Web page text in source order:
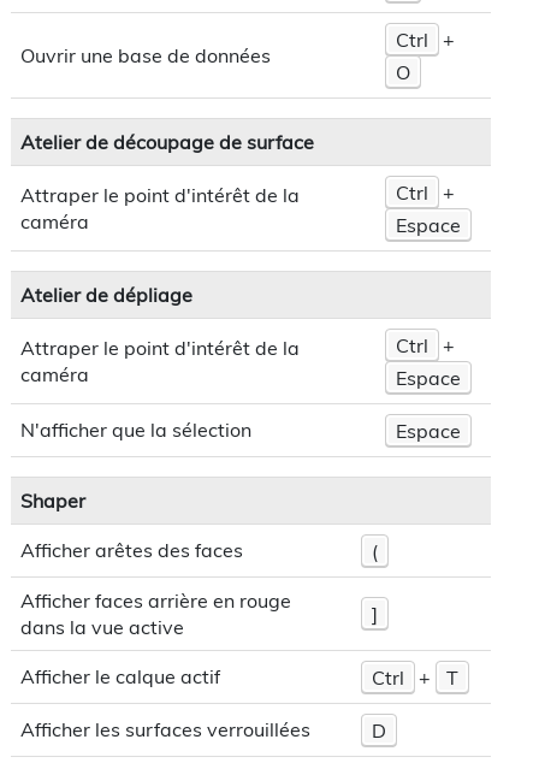
Ouvrir une base de données
Ctrl
+
O
Atelier de découpage de surface
Attraper le point d'intérêt de la
caméra
Ctrl
+
Espace
Atelier de dépliage
Attraper le point d'intérêt de la
caméra
Ctrl
+
Espace
N'afficher que la sélection Espace
Shaper
Afficher arêtes des faces (
Afficher faces arrière en rouge
dans la vue active
]
Afficher le calque actif Ctrl + T
Afficher les surfaces verrouillées D